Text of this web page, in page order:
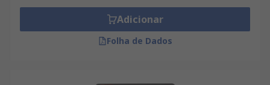
Adicionar
Folha de Dados